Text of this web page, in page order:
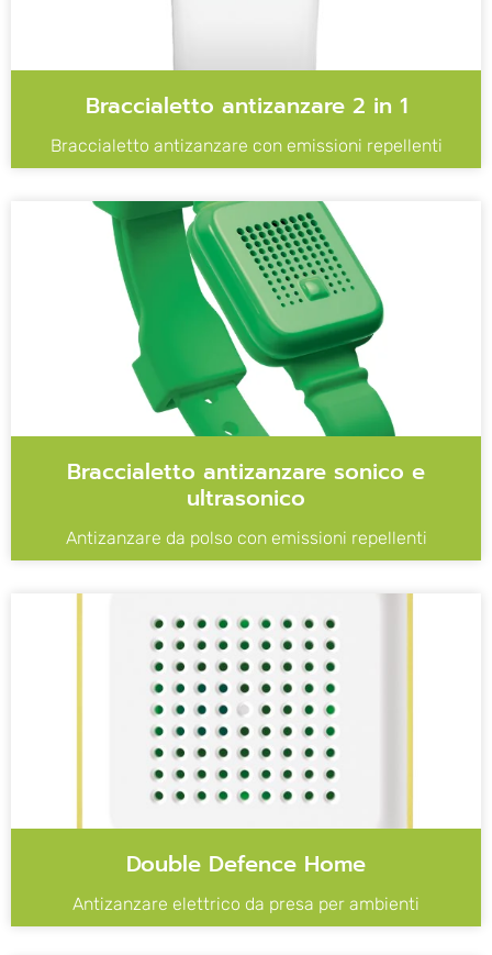
Braccialetto antizanzare 2 in 1
Braccialetto antizanzare con emissioni repellenti
Braccialetto antizanzare sonico e
ultrasonico
Antizanzare da polso con emissioni repellenti
Double Defence Home
Antizanzare elettrico da presa per ambienti